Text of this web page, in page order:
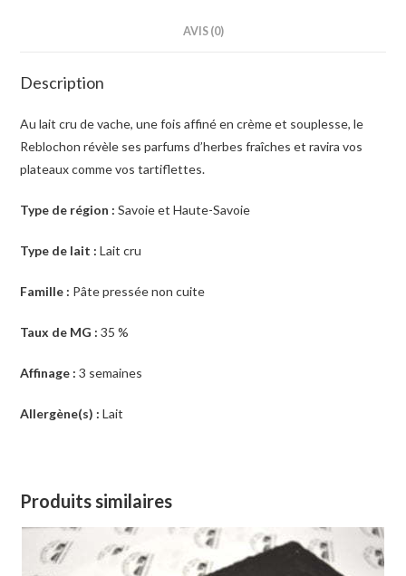
AVIS (0)
Description
Au lait cru de vache, une fois affiné en crème et souplesse, le
Reblochon révèle ses parfums d’herbes fraîches et ravira vos
plateaux comme vos tartiflettes.
Type de région : Savoie et Haute-Savoie
Type de lait : Lait cru
Famille : Pâte pressée non cuite
Taux de MG : 35 %
Affinage : 3 semaines
Allergène(s) : Lait
Produits similaires